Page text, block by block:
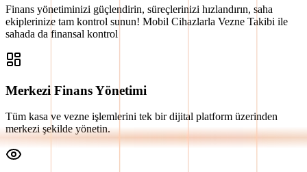
Finans yönetiminizi güçlendirin, süreçlerinizi hızlandırın, saha
ekiplerinize tam kontrol sunun! Mobil Cihazlarla Vezne Takibi ile
sahada da finansal kontrol
Merkezi Finans Yönetimi
Tüm kasa ve vezne işlemlerini tek bir dijital platform üzerinden
merkezi şekilde yönetin.